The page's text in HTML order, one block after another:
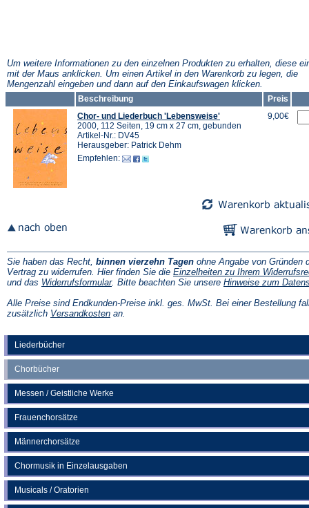
Liederbücher
Chorbücher
Messen / Geistliche Werke
Frauenchorsätze
Männerchorsätze
Chormusik in Einzelausgaben
Musicals / Oratorien
Um weitere Informationen zu den einzelnen Produkten zu erhalten, diese
mit der Maus anklicken. Um einen Artikel in den Warenkorb zu legen, die
Mengenzahl eingeben und dann auf den Einkaufswagen klicken.
Beschreibung
Preis
Chor- und Liederbuch 'Lebensweise'
2000, 112 Seiten, 19 cm x 27 cm, gebunden
Artikel-Nr.: DV45
Herausgeber: Patrick Dehm
Empfehlen:
9,00€
Sie haben das Recht, binnen vierzehn Tagen ohne Angabe von Gründen
Vertrag zu widerrufen. Hier finden Sie die Einzelheiten zu Ihrem
und das Widerrufsformular(Öffnet
einem
neuen
. Bitte beachten Sie unsere Hinweise zum
Alle Preise sind Endkunden-Preise inkl. ges. MwSt. Bei einer Bestellung
zusätzlich Versandkosten(Öffnet
an.